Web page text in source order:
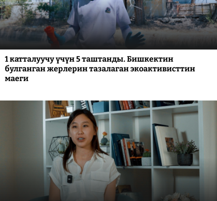
1 катталуучу үчүн 5 таштанды. Бишкектин
булганган жерлерин тазалаган экоактивисттин
маеги